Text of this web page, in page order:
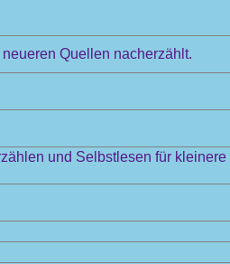
Quellen nacherzählt.
und Selbstlesen für kleinere